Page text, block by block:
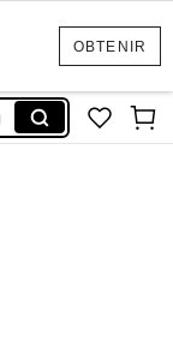
OBTENIR